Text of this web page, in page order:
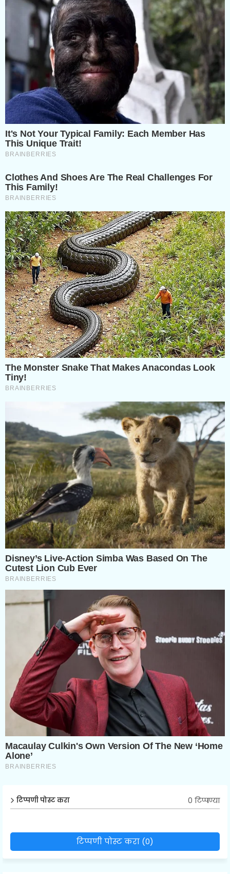
टिप्पणी पोस्ट करा 0 टिप्पण्या
टिप्पणी पोस्ट करा (0)